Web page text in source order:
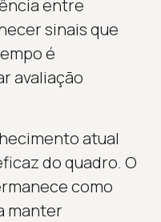
entre
sinais que
é
avaliação
atual
do quadro. O
como
manter